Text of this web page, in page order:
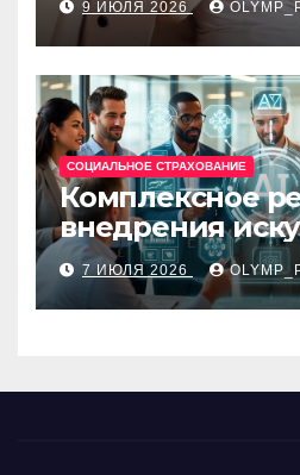
посадкой и
48
9 ИЮЛЯ 2026
СОЦИАЛЬНОЕ СТРАХОВАНИЕ
Комплексное
внедрения
интеллекта в
процессы
7 ИЮЛЯ 2026